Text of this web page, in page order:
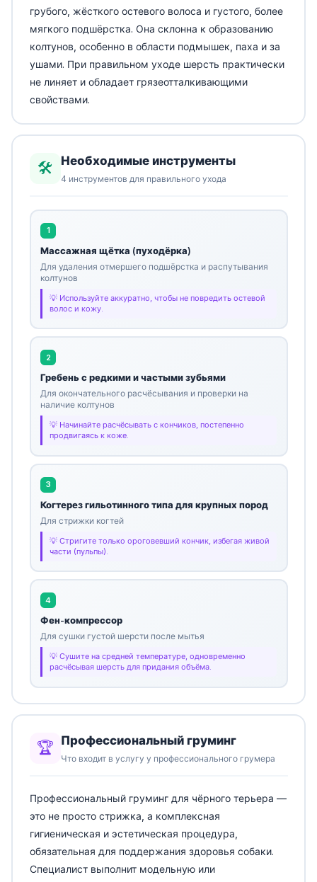
грубого, жёсткого остевого волоса и густого, более
мягкого подшёрстка. Она склонна к образованию
колтунов, особенно в области подмышек, паха и за
ушами. При правильном уходе шерсть практически
не линяет и обладает грязеотталкивающими
свойствами.
🛠️ Необходимые инструменты
4 инструментов для правильного ухода
1
Массажная щётка (пуходёрка)
Для удаления отмершего подшёрстка и распутывания
колтунов
Используйте аккуратно, чтобы не повредить остевой
волос и кожу.
2
Гребень с редкими и частыми зубьями
Для окончательного расчёсывания и проверки на
наличие колтунов
Начинайте расчёсывать с кончиков, постепенно
продвигаясь к коже.
3
Когтерез гильотинного типа для крупных пород
Для стрижки когтей
Стригите только ороговевший кончик, избегая живой
части (пульпы).
4
Фен-компрессор
Для сушки густой шерсти после мытья
Сушите на средней температуре, одновременно
расчёсывая шерсть для придания объёма.
🏆 Профессиональный груминг
Что входит в услугу у профессионального грумера
Профессиональный груминг для чёрного терьера —
это не просто стрижка, а комплексная
гигиеническая и эстетическая процедура,
обязательная для поддержания здоровья собаки.
Специалист выполнит модельную или